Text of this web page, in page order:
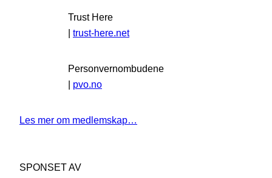
Trust Here
trust-here.net
Personvernombudene
| pvo.no
Les mer om medlemskap…
SPONSET AV